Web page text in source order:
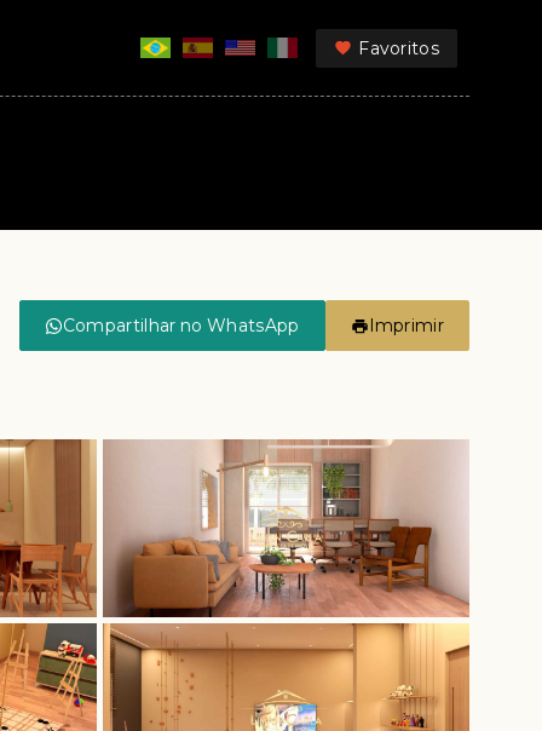
Favoritos
Compartilhar no WhatsApp Imprimir